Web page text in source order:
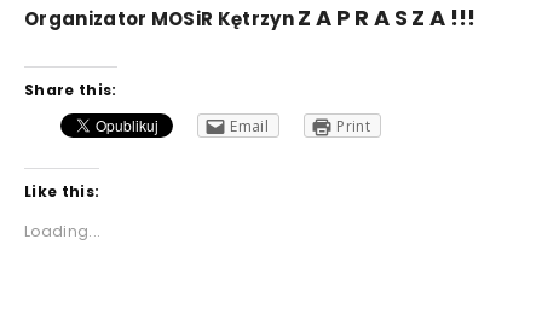
Organizator MOSiR KętrzynZ A P R A S Z A !!!
Share this:
Email
Print
Like this:
Loading...